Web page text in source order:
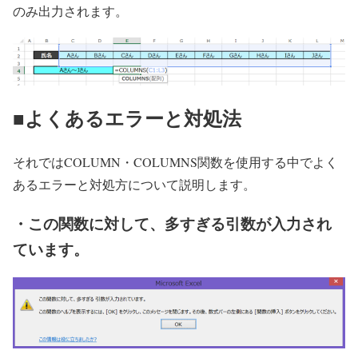
のみ出力されます。
■よくあるエラーと対処法
それではCOLUMN・COLUMNS関数を使用する中でよく
あるエラーと対処方について説明します。
・この関数に対して、多すぎる引数が入力され
ています。